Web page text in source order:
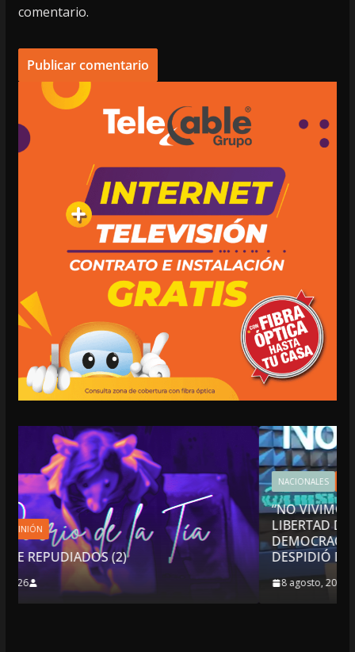
comentario.
NACIONALES OPINIÓN
“NO VIVIMOS BUENOS TIEMPOS PARA LA
LIBERTAD DE EXPRESIÓN NI PARA LA
DEMOCRACIA EN MÉXICO”: LUIS CÁRDENAS; SE
DESPIDIÓ DE MVS
8 agosto, 2026